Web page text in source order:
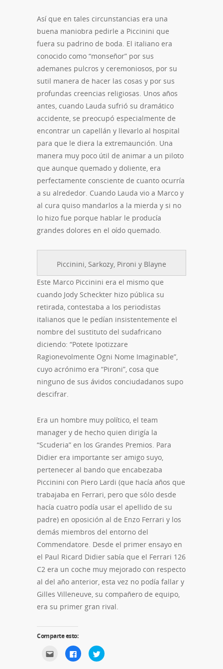
Así que en tales circunstancias era una
buena maniobra pedirle a Piccinini que
fuera su padrino de boda. El italiano era
conocido como “monseñor” por sus
ademanes pulcros y ceremoniosos, por su
sutil manera de hacer las cosas y por sus
profundas creencias religiosas. Unos años
antes, cuando Lauda sufrió su dramático
accidente, se preocupó especialmente de
encontrar un capellán y llevarlo al hospital
para que le diera la extremaunción. Una
manera muy poco útil de animar a un piloto
que aunque quemado y doliente, era
perfectamente consciente de cuanto ocurría
a su alrededor. Cuando Lauda vio a Marco y
al cura quiso mandarlos a la mierda y si no
lo hizo fue porque hablar le producía
grandes dolores en el oído quemado.
Piccinini, Sarkozy, Pironi y Blayne
Este Marco Piccinini era el mismo que
cuando Jody Scheckter hizo pública su
retirada, contestaba a los periodistas
italianos que le pedían insistentemente el
nombre del sustituto del sudafricano
diciendo: “Potete Ipotizzare
Ragionevolmente Ogni Nome Imaginable”,
cuyo acrónimo era “Pironi”, cosa que
ninguno de sus ávidos conciudadanos supo
descifrar.
Era un hombre muy político, el team
manager y de hecho quien dirigía la
“Scuderia” en los Grandes Premios. Para
Didier era importante ser amigo suyo,
pertenecer al bando que encabezaba
Piccinini con Piero Lardi (que hacía años que
trabajaba en Ferrari, pero que sólo desde
hacía cuatro podía usar el apellido de su
padre) en oposición al de Enzo Ferrari y los
demás miembros del entorno del
Commendatore. Desde el primer ensayo en
el Paul Ricard Didier sabía que el Ferrari 126
C2 era un coche muy mejorado con respecto
al del año anterior, esta vez no podía fallar y
Gilles Villeneuve, su compañero de equipo,
era su primer gran rival.
Comparte esto:
Haz
clic
Haz
clic